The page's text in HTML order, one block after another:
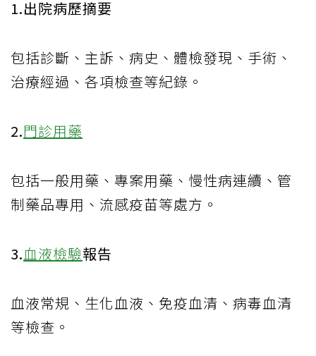
1.出院病歷摘要
包括診斷、主訴、病史、體檢發現、手術、
治療經過、各項檢查等紀錄。
2.門診用藥
包括一般用藥、專案用藥、慢性病連續、管
制藥品專用、流感疫苗等處方。
3.血液檢驗報告
血液常規、生化血液、免疫血清、病毒血清
等檢查。